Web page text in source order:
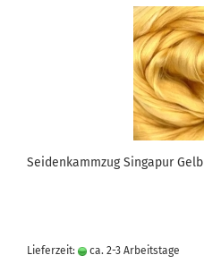
Seidenkammzug Singapur Gelb
Lieferzeit: ca. 2-3 Arbeitstage